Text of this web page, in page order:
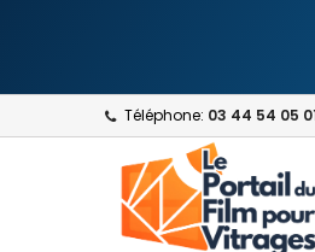
Téléphone: 03 44 54 05